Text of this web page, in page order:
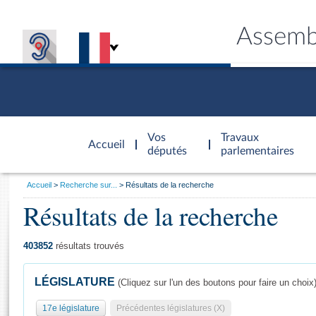
Accueil
d'accueil
Vos
députés
Travaux
parlementaires
Général
Vous
Accueil Recherche sur... Résultats de la recherche
Résultats de la recherche
403852 résultats trouvés
LÉGISLATURE (Cliquez sur l'un des boutons pour faire un choix)
17e législature Précédentes législatures (X)